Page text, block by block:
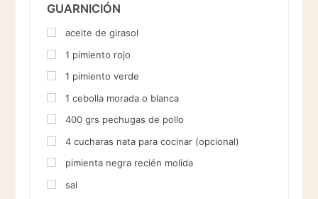
GUARNICIÓN
aceite de girasol
1 pimiento rojo
1 pimiento verde
1 cebolla morada o blanca
400 grs pechugas de pollo
4 cucharas nata para cocinar (opcional)
pimienta negra recién molida
sal